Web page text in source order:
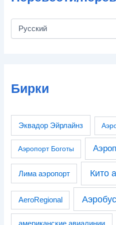
Бирки
Эквадор Эйрлайнз
Аэропорт Боготы
Лима аэропорт Кито
AeroRegional Аэробус
американские авиалинии